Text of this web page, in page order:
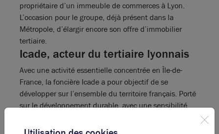
propriétaire d’un immeuble de commerces à Lyon.
L’occasion pour le groupe, déjà présent dans la
Métropole, d’élargir encore son offre d’immobilier
tertiaire.
Icade, acteur du tertiaire lyonnais
Avec une activité essentielle concentrée en Île-de-
France, la foncière Icade a pour objectif de se
développer sur l’ensemble du territoire français. Porté
sur le développement durable, avec une sensibilité
énergétique, Icade est promoteur de plusieurs